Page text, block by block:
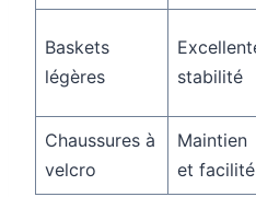
Baskets
légères
stabilité
Chaussures à
velcro
Maintien
et facilité